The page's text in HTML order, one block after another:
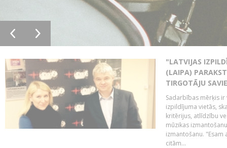
"LATVIJAS
(LAIPA)
TIRGOTĀJU
Sadarbības mērķis
izpildījuma vietās,
kritērijus, atlīdzību
mūzikas
izmantošanu.
citām...